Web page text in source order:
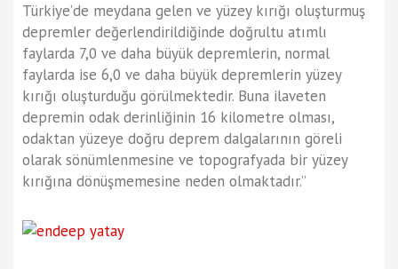
Türkiye’de meydana gelen ve yüzey kırığı oluşturmuş
depremler değerlendirildiğinde doğrultu atımlı
faylarda 7,0 ve daha büyük depremlerin, normal
faylarda ise 6,0 ve daha büyük depremlerin yüzey
kırığı oluşturduğu görülmektedir. Buna ilaveten
depremin odak derinliğinin 16 kilometre olması,
odaktan yüzeye doğru deprem dalgalarının göreli
olarak sönümlenmesine ve topografyada bir yüzey
kırığına dönüşmemesine neden olmaktadır.”